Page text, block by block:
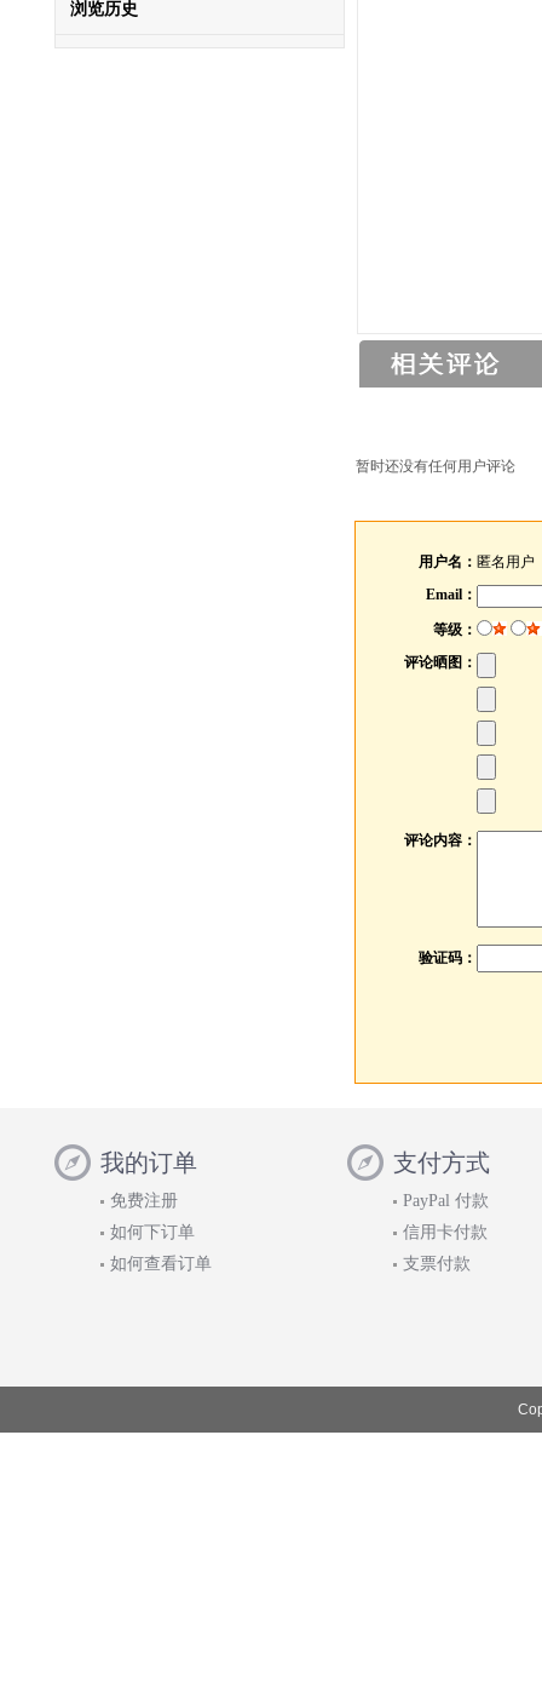
浏览历史
暂时还没有任何用户评论
用户名： 匿名用户
Email：
等级：
评论晒图：
评论内容：
验证码：
我的订单
免费注册
如何下订单
如何查看订单
支付方式
PayPal 付款
信用卡付款
支票付款